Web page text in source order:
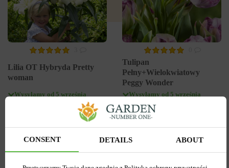
Lilia OT Hybryda Pretty
woman
Wysyłamy od 5 września
1308
Ilość w paczce
1
Tulipan
Pełny+Wielokwiatowy
Peggy Wonder
Wysyłamy od 5 września
Kupiony 217 razy
Kod produktu
Ilość w paczce
1
CONSENT DETAILS ABOUT